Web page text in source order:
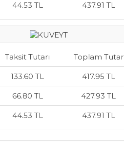
44.53 TL 437.91 TL
Taksit Tutarı Toplam Tutar
133.60 TL 417.95 TL
66.80 TL 427.93 TL
44.53 TL 437.91 TL